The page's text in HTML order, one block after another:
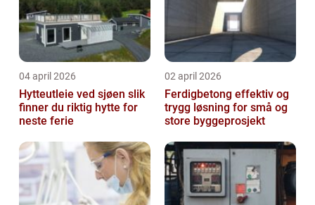
04 april 2026
Hytteutleie ved sjøen slik
finner du riktig hytte for
neste ferie
02 april 2026
Ferdigbetong effektiv og
trygg løsning for små og
store byggeprosjekt